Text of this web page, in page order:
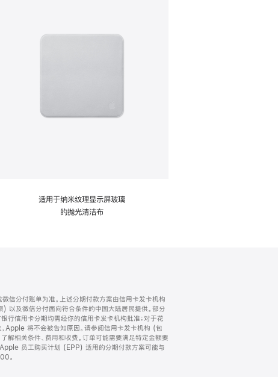
适用于纳米纹理显示屏玻璃
的抛光清洁布
信分付账单为准。上述分期付款方案由信用卡发卡机构
以及微信分付面向符合条件的中国大陆居民提供。部分
信用卡分期均需经你的信用卡发卡机构批准；对于花
Apple 将不会被告知原因。请参阅信用卡发卡机构 (包
解相关条件、费用和收费。订单可能需要满足特定金额要
Apple 员工购买计划 (EPP) 适用的分期付款方案可能与
。